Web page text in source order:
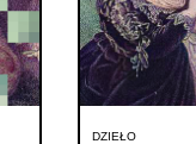
DZIEŁO